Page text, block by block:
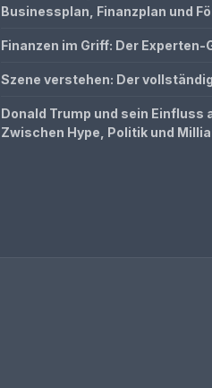
Businessplan, Finanzplan und
Finanzen im Griff: Der Experten-
Szene verstehen: Der
Donald Trump und sein Einfluss
Zwischen Hype, Politik und